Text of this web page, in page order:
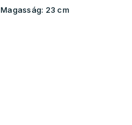
Magasság: 23 cm